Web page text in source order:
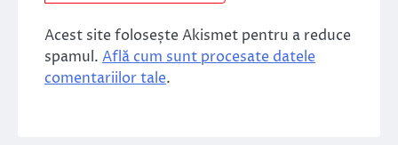
Acest site folosește Akismet pentru a reduce
spamul. Află cum sunt procesate datele
comentariilor tale.